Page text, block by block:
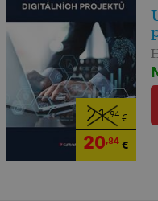
21,94€
20,84€